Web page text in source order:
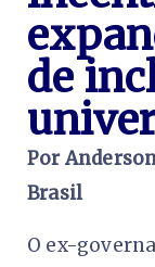
de
Por
Brasil
O ex-